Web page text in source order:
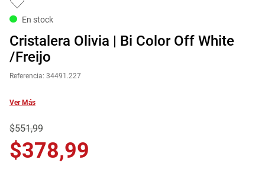
En stock
Cristalera Olivia | Bi Color Off White
/Freijo
Referencia: 34491.227
Ver Más
$551,99
$378,99
.
armario lux
6.
cama
7.
havana master
10
sofa